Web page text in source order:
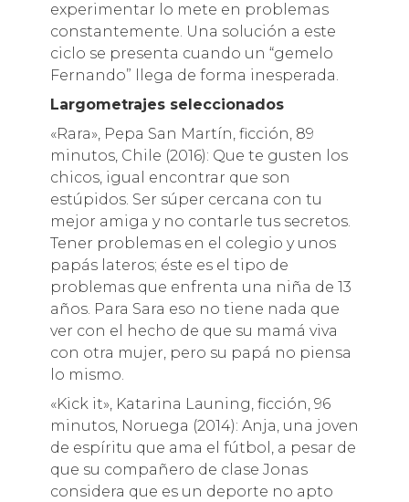
experimentar lo mete en problemas
constantemente. Una solución a este
ciclo se presenta cuando un “gemelo
Fernando” llega de forma inesperada.
Largometrajes seleccionados
«Rara», Pepa San Martín, ficción, 89
minutos, Chile (2016): Que te gusten los
chicos, igual encontrar que son
estúpidos. Ser súper cercana con tu
mejor amiga y no contarle tus secretos.
Tener problemas en el colegio y unos
papás lateros; éste es el tipo de
problemas que enfrenta una niña de 13
años. Para Sara eso no tiene nada que
ver con el hecho de que su mamá viva
con otra mujer, pero su papá no piensa
lo mismo.
«Kick it», Katarina Launing, ficción, 96
minutos, Noruega (2014): Anja, una joven
de espíritu que ama el fútbol, ​​a pesar de
que su compañero de clase Jonas
considera que es un deporte no apto